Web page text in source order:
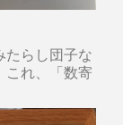
たらし団子な
これ、「数寄